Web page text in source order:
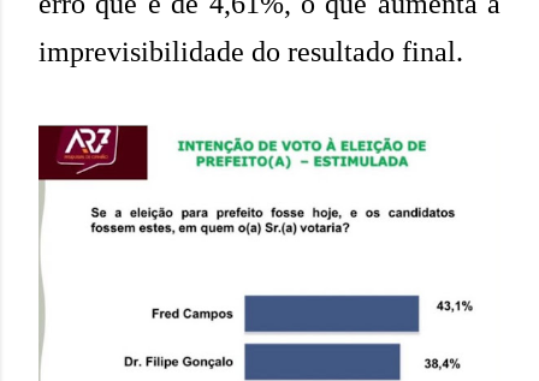
imprevisibilidade do resultado final.